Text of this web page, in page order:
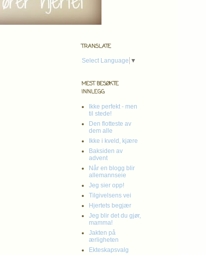
TRANSLATE
Select Language ▼
MEST BESØKTE
INNLEGG
Ikke perfekt - men
til stede!
Den flotteste av
dem alle
Ikke i kveld, kjære
Baksiden av
advent
Når en blogg blir
allemannseie
Jeg sier opp!
Tilgivelsens vei
Hjertets begjær
Jeg blir det du gjør,
mamma!
Jakten på
ærligheten
Ekteskapsvalg